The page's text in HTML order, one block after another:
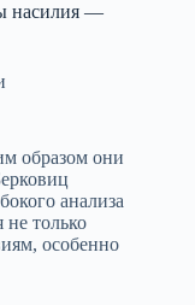
насилия —
образом они
анализа
не только
особенно